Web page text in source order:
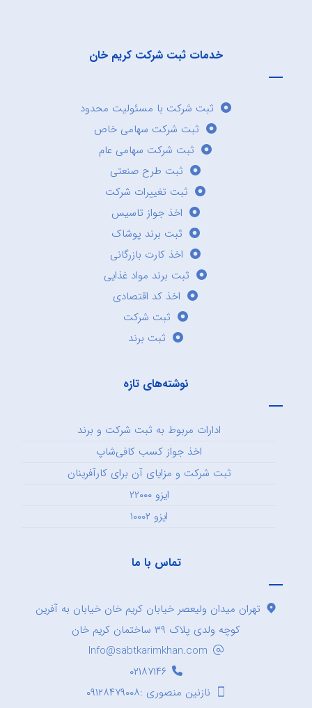
خدمات ثبت شرکت کریم خان
ثبت شرکت با مسئولیت محدود
ثبت شرکت سهامی خاص
ثبت شرکت سهامی عام
ثبت طرح صنعتی
ثبت تغییرات شرکت
اخذ جواز تاسیس
ثبت برند پوشاک
اخذ کارت بازرگانی
ثبت برند مواد غذایی
اخذ کد اقتصادی
ثبت شرکت
ثبت برند
نوشته‌های تازه
ادارات مربوط به ثبت شرکت و برند
اخذ جواز کسب کافی‌شاپ
ثبت شرکت و مزایای آن برای کارآفرینان
ایزو ۲۲۰۰۰
ایزو ۱۰۰۰۲
تماس با ما
تهران میدان ولیعصر خیابان کریم خان خیابان به آفرین
کوچه ولدی پلاک ۳۹ ساختمان کریم خان
Info@sabtkarimkhan.com
۰۲۱۸۷۱۴۶
نازنین منصوری :۰۹۱۲۸۴۷۹۰۰۸